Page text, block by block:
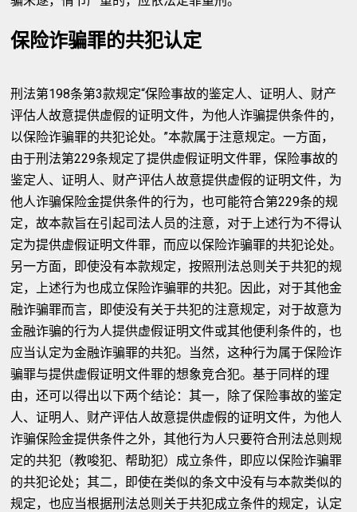
保险诈骗罪的共犯认定
刑法第198条第3款规定“保险事故的鉴定人、证明人、财产
评估人故意提供虚假的证明文件，为他人诈骗提供条件的，
以保险诈骗罪的共犯论处。”本款属于注意规定。一方面，
由于刑法第229条规定了提供虚假证明文件罪，保险事故的
鉴定人、证明人、财产评估人故意提供虚假的证明文件，为
他人诈骗保险金提供条件的行为，也可能符合第229条的规
定，故本款旨在引起司法人员的注意，对于上述行为不得认
定为提供虚假证明文件罪，而应以保险诈骗罪的共犯论处。
另一方面，即使没有本款规定，按照刑法总则关于共犯的规
定，上述行为也成立保险诈骗罪的共犯。因此，对于其他金
融诈骗罪而言，即使没有关于共犯的注意规定，对于故意为
金融诈骗的行为人提供虚假证明文件或其他便利条件的，也
应当认定为金融诈骗罪的共犯。当然，这种行为属于保险诈
骗罪与提供虚假证明文件罪的想象竞合犯。基于同样的理
由，还可以得出以下两个结论：其一，除了保险事故的鉴定
人、证明人、财产评估人故意提供虚假的证明文件，为他人
诈骗保险金提供条件之外，其他行为人只要符合刑法总则规
定的共犯（教唆犯、帮助犯）成立条件，即应以保险诈骗罪
的共犯论处；其二，即使在类似的条文中没有与本款类似的
规定，也应当根据刑法总则关于共犯成立条件的规定，认定